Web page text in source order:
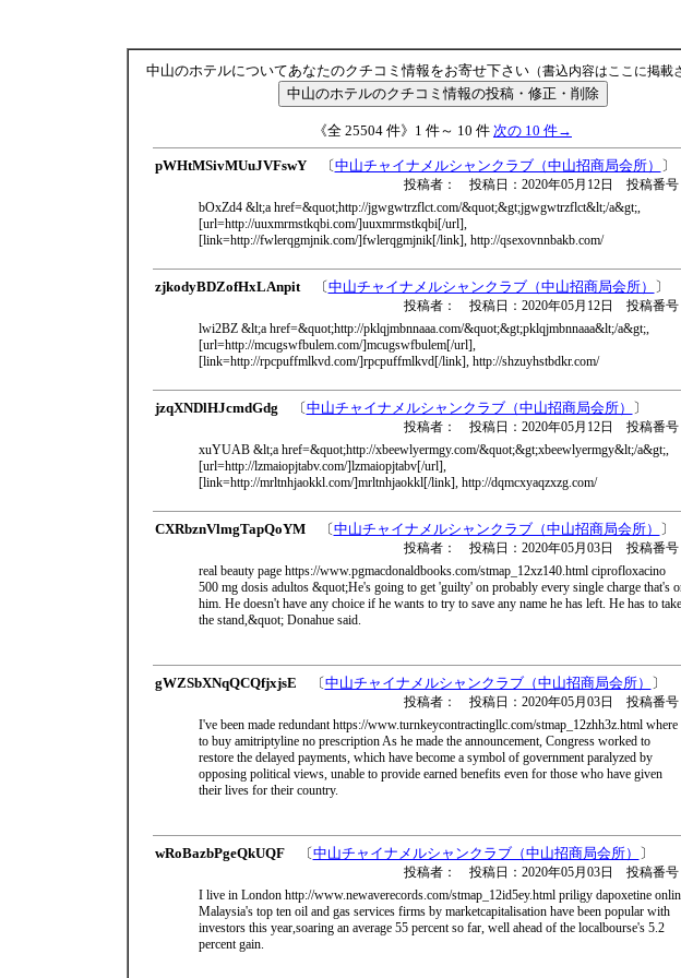
中山のホテルについてあなたのクチコミ情報をお寄せ下さい （書込内容はここに掲載
《全 25504 件》1 件～ 10 件 次の 10 件→
pWHtMSivMUuJVFswY〔中山チャイナメルシャンクラブ（中山招商局会所） 〕
投稿者： 投稿日：2020年05月12日 投稿番号
bOxZd4 &lt;a href=&quot;http://jgwgwtrzflct.com/&quot;&gt;jgwgwtrzflct&lt;/a&gt;,
[url=http://uuxmrmstkqbi.com/]uuxmrmstkqbi[/url],
[link=http://fwlerqgmjnik.com/]fwlerqgmjnik[/link], http://qsexovnnbakb.com/
zjkodyBDZofHxLAnpit〔中山チャイナメルシャンクラブ（中山招商局会所） 〕
投稿者： 投稿日：2020年05月12日 投稿番号
lwi2BZ &lt;a href=&quot;http://pklqjmbnnaaa.com/&quot;&gt;pklqjmbnnaaa&lt;/a&gt;,
[url=http://mcugswfbulem.com/]mcugswfbulem[/url],
[link=http://rpcpuffmlkvd.com/]rpcpuffmlkvd[/link], http://shzuyhstbdkr.com/
jzqXNDlHJcmdGdg 〔中山チャイナメルシャンクラブ（中山招商局会所） 〕
投稿者： 投稿日：2020年05月12日 投稿番号
xuYUAB &lt;a href=&quot;http://xbeewlyermgy.com/&quot;&gt;xbeewlyermgy&lt;/a&gt;,
[url=http://lzmaiopjtabv.com/]lzmaiopjtabv[/url],
[link=http://mrltnhjaokkl.com/]mrltnhjaokkl[/link], http://dqmcxyaqzxzg.com/
CXRbznVlmgTapQoYM〔中山チャイナメルシャンクラブ（中山招商局会所） 〕
投稿者： 投稿日：2020年05月03日 投稿番号
real beauty page https://www.pgmacdonaldbooks.com/stmap_12xz140.html ciprofloxacino
500 mg dosis adultos &quot;He's going to get 'guilty' on probably every single charge that's
him. He doesn't have any choice if he wants to try to save any name he has left. He has to take
the stand,&quot; Donahue said.
gWZSbXNqQCQfjxjsE 〔中山チャイナメルシャンクラブ（中山招商局会所） 〕
投稿者： 投稿日：2020年05月03日 投稿番号
I've been made redundant https://www.turnkeycontractingllc.com/stmap_12zhh3z.html where
to buy amitriptyline no prescription As he made the announcement, Congress worked to
restore the delayed payments, which have become a symbol of government paralyzed by
opposing political views, unable to provide earned benefits even for those who have given
their lives for their country.
wRoBazbPgeQkUQF〔中山チャイナメルシャンクラブ（中山招商局会所） 〕
投稿者： 投稿日：2020年05月03日 投稿番号
I live in London http://www.newaverecords.com/stmap_12id5ey.html priligy dapoxetine
Malaysia's top ten oil and gas services firms by marketcapitalisation have been popular with
investors this year,soaring an average 55 percent so far, well ahead of the localbourse's 5.2
percent gain.